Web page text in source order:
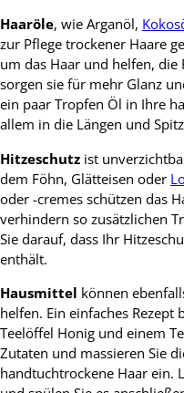
Haaröle, wie Arganöl,
zur Pflege trockener Haare
um das Haar und helfen,
sorgen sie für mehr Glanz
ein paar Tropfen Öl in Ihre
allem in die Längen und
Hitzeschutz ist
dem Föhn, Glätteisen oder
oder -cremes schützen das
verhindern so zusätzlichen
Sie darauf, dass Ihr
enthält.
Hausmittel können
helfen. Ein einfaches Rezept
Teelöffel Honig und einem
Zutaten und massieren Sie
handtuchtrockene Haar ein.